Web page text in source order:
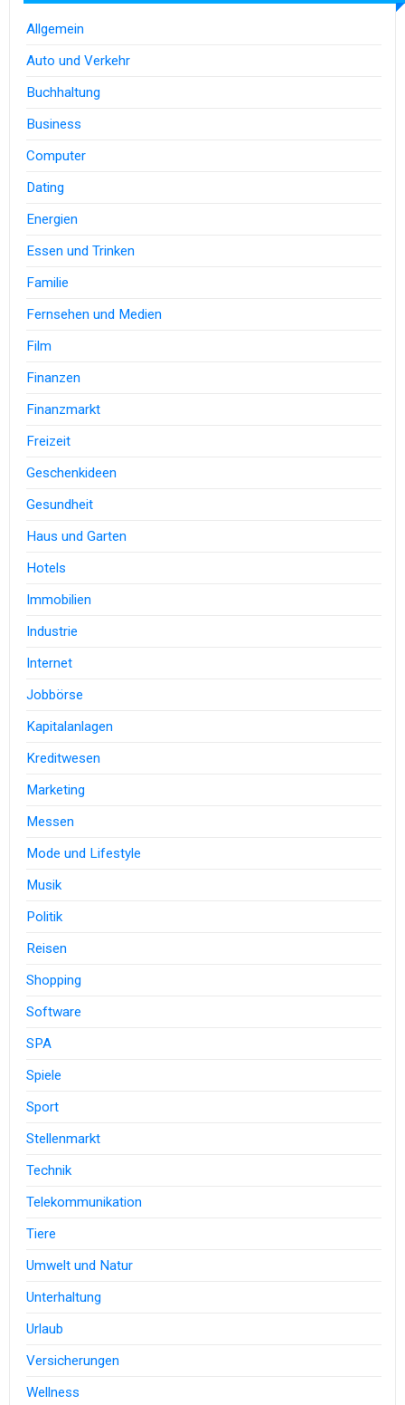
Allgemein
Auto und Verkehr
Buchhaltung
Business
Computer
Dating
Energien
Essen und Trinken
Familie
Fernsehen und Medien
Film
Finanzen
Finanzmarkt
Freizeit
Geschenkideen
Gesundheit
Haus und Garten
Hotels
Immobilien
Industrie
Internet
Jobbörse
Kapitalanlagen
Kreditwesen
Marketing
Messen
Mode und Lifestyle
Musik
Politik
Reisen
Shopping
Software
SPA
Spiele
Sport
Stellenmarkt
Technik
Telekommunikation
Tiere
Umwelt und Natur
Unterhaltung
Urlaub
Versicherungen
Wellness